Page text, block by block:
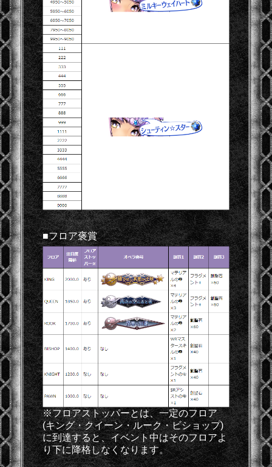
■フロア褒賞
※フロアストッパーとは、一定のフロア
(キング・クイーン・ルーク・ビショップ)
に到達すると、イベント中はそのフロアよ
り下に降格しなくなります。